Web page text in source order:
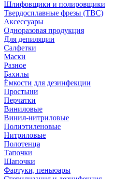
Шлифовщики и полировщики
Твердосплавные фрезы (ТВС)
Аксессуары
Одноразовая продукция
Для депиляции
Салфетки
Маски
Разное
Бахилы
Ёмкости для дезинфекции
Простыни
Перчатки
Виниловые
Винил-нитриловые
Полиэтиленовые
Нитриловые
Полотенца
Тапочки
Шапочки
Фартуки, пеньюары